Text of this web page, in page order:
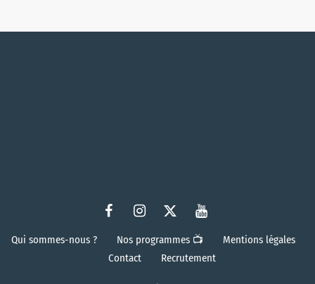
Qui sommes-nous ? Nos programmes 📺
Mentions légales
Contact
Recrutement